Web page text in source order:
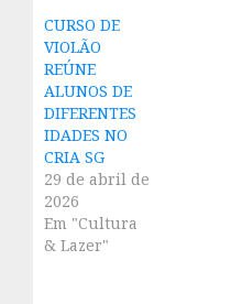
CURSO DE
VIOLÃO
REÚNE
ALUNOS DE
DIFERENTES
IDADES NO
CRIA SG
29 de abril de
2026
Em "Cultura
& Lazer"